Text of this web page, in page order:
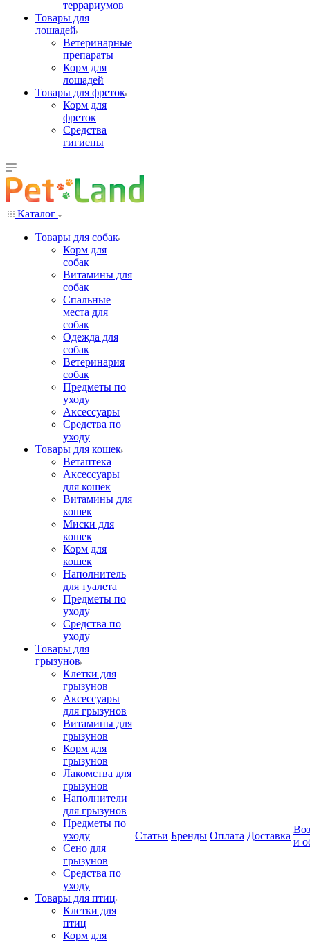
террариумов
Товары для
лошадей
Ветеринарные
препараты
Корм для
лошадей
Товары для фреток
Корм для
фреток
Средства
гигиены
Каталог
Товары для собак
Корм для
собак
Витамины для
собак
Спальные
места для
собак
Одежда для
собак
Ветеринария
собак
Предметы по
уходу
Аксессуары
Средства по
уходу
Товары для кошек
Ветаптека
Аксессуары
для кошек
Витамины для
кошек
Миски для
кошек
Корм для
кошек
Наполнитель
для туалета
Предметы по
уходу
Средства по
уходу
Товары для
грызунов
Клетки для
грызунов
Аксессуары
для грызунов
Витамины для
грызунов
Корм для
грызунов
Лакомства для
грызунов
Наполнители
для грызунов
Предметы по
уходу
Сено для
грызунов
Средства по
уходу
Товары для птиц
Клетки для
птиц
Корм для
Статьи Бренды Оплата Доставка
и